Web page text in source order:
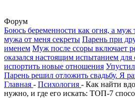
Форум
Боюсь беременности как огня, а муж
мужа от меня секреты Парень при
именем Муж после ссоры включает
оказался настоящим испытанием
испортить новые отношения
Парень решил отложить свадьбу. Я
Главная - Психология - Как найти
нужно, и где его искать: ТОП-7